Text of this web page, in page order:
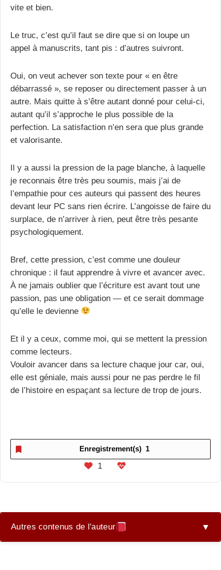
vite et bien.
Le truc, c’est qu’il faut se dire que si on loupe un
appel à manuscrits, tant pis : d’autres suivront.
Oui, on veut achever son texte pour « en être
débarrassé », se reposer ou directement passer à un
autre. Mais quitte à s’être autant donné pour celui-ci,
autant qu’il s’approche le plus possible de la
perfection. La satisfaction n’en sera que plus grande
et valorisante.
Il y a aussi la pression de la page blanche, à laquelle
je reconnais être très peu soumis, mais j’ai de
l’empathie pour ces auteurs qui passent des heures
devant leur PC sans rien écrire. L’angoisse de faire du
surplace, de n’arriver à rien, peut être très pesante
psychologiquement.
Bref, cette pression, c’est comme une douleur
chronique : il faut apprendre à vivre et avancer avec.
À ne jamais oublier que l’écriture est avant tout une
passion, pas une obligation — et ce serait dommage
qu’elle le devienne
Et il y a ceux, comme moi, qui se mettent la pression
comme lecteurs.
Vouloir avancer dans sa lecture chaque jour car, oui,
elle est géniale, mais aussi pour ne pas perdre le fil
de l’histoire en espaçant sa lecture de trop de jours.
Enregistrement(s) 1
1
Autres contenus de l'auteur ▼